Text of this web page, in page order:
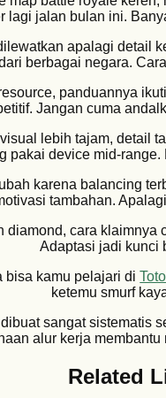
lagi jalan bulan ini.
apalagi detail
berbagai negara.
panduannya ikuti
Jangan cuma
lebih tajam, detail
pakai device mid-
karena balancing
tambahan.
diamond, cara klaimnya
Adaptasi jadi kunci
bisa kamu pelajari di
ketemu smurf
sangat sistematis
alur kerja
Related